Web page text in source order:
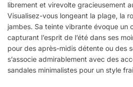
librement et virevolte gracieusement
Visualisez-vous longeant la plage, la
jambes. Sa teinte vibrante évoque un
capturant l’esprit de l’été dans ses
pour des après-midis détente ou des
s’associe admirablement avec des
sandales minimalistes pour un style